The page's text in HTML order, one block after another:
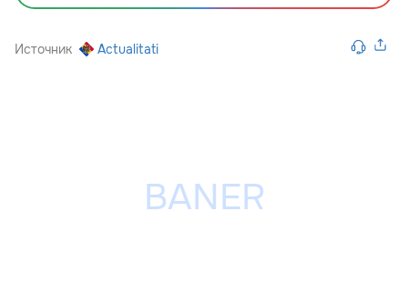
Источник Actualitati